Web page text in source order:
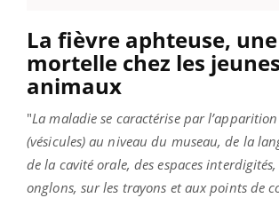
La fièvre aphteuse,
mortelle chez les jeunes
animaux
"La maladie se caractérise par
(vésicules) au niveau du museau, de la
de la cavité orale, des espaces
onglons, sur les trayons et aux points de